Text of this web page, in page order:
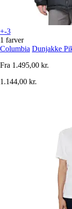
+-3
1 farver
Columbia Dunjakke
Fra 1.495,00 kr.
1.144,00 kr.